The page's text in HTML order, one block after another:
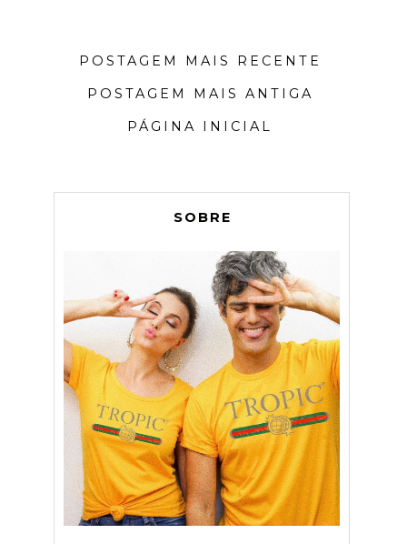
POSTAGEM MAIS RECENTE
POSTAGEM MAIS ANTIGA
PÁGINA INICIAL
SOBRE